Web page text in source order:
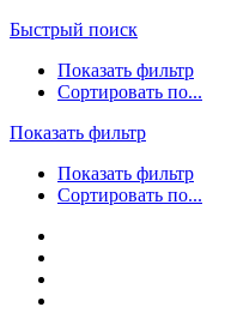
Быстрый поиск
Показать фильтр
Сортировать по...
Показать фильтр
Показать фильтр
Сортировать по...